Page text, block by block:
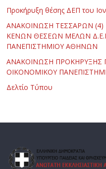
Προκήρυξη θέσης ΔΕΠ του
ΑΝΑΚΟΙΝΩΣΗ ΤΕΣΣΑΡΩΝ
ΚΕΝΩΝ ΘΕΣΕΩΝ ΜΕΛΩΝ
ΠΑΝΕΠΙΣΤΗΜΙΟΥ ΑΘΗΝΩΝ
ΑΝΑΚΟΙΝΩΣΗ ΠΡΟΚΗΡΥΞΗΣ
ΟΙΚΟΝΟΜΙΚΟΥ
Δελτίο Τύπου